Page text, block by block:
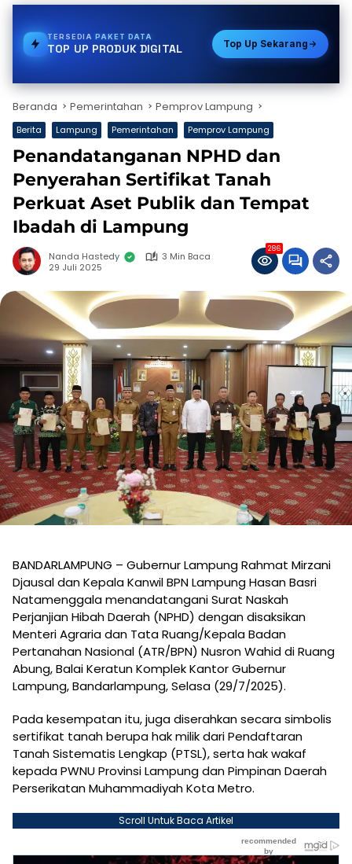
TERSEDIAGAS
TOP UP PRODUK DIGITAL Top Up Sekarang
Beranda Pemerintahan Pemprov Lampung
Berita Lampung Pemerintahan Pemprov Lampung
Penandatanganan NPHD dan
Penyerahan Sertifikat Tanah
Perkuat Aset Publik dan Tempat
Ibadah di Lampung
Nanda Hastedy
3 Min Baca
29 Juli 2025
286
BANDARLAMPUNG – Gubernur Lampung Rahmat Mirzani
Djausal dan Kepala Kanwil BPN Lampung Hasan Basri
Natamenggala menandatangani Surat Naskah
Perjanjian Hibah Daerah (NPHD) dengan disaksikan
Menteri Agraria dan Tata Ruang/Kepala Badan
Pertanahan Nasional (ATR/BPN) Nusron Wahid di Ruang
Abung, Balai Keratun Komplek Kantor Gubernur
Lampung, Bandarlampung, Selasa (29/7/2025).
Pada kesempatan itu, juga diserahkan secara simbolis
sertifikat tanah berupa hak milik dari Pendaftaran
Tanah Sistematis Lengkap (PTSL), serta hak wakaf
kepada PWNU Provinsi Lampung dan Pimpinan Daerah
Perserikatan Muhammadiyah Kota Metro.
Scroll Untuk Baca Artikel